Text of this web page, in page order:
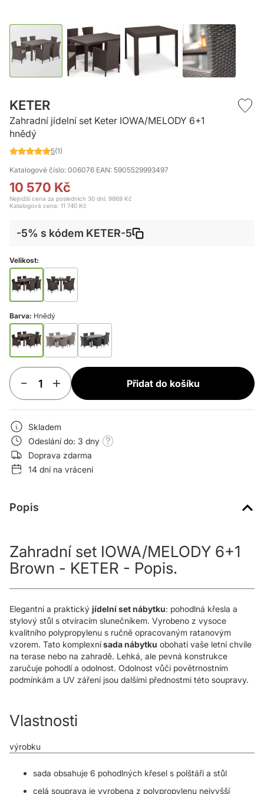
na
začátek
galerie
s
obrázky
KETER
Zahradní jídelní set Keter IOWA/MELODY 6+1
hnědý
Hodnocení:
of
100
5(1)
Katalogové číslo: 006076 EAN: 5905529993497
10 570 Kč
Nejnižší cena za posledních 30 dní: 9869 Kč
Katalogová cena: 11 740 Kč
-5% s kódem KETER-5
Velikost:
Barva: Hnědý
Přidat do košíku
Skladem
Odeslání do: 3 dny
Doprava zdarma
14 dní na vrácení
Popis
Zahradní set IOWA/MELODY 6+1
Brown - KETER - Popis.
Elegantní a praktický jídelní set nábytku: pohodlná křesla a
stylový stůl s otvíracím slunečníkem. Vyrobeno z vysoce
kvalitního polypropylenu s ručně opracovaným ratanovým
vzorem. Tato komplexnísada nábytku obohatí vaše letní chvíle
na terase nebo na zahradě. Lehká, ale pevná konstrukce
zaručuje pohodlí a odolnost. Odolnost vůči povětrnostním
podmínkám a UV záření jsou dalšími přednostmi této soupravy.
Vlastnosti
výrobku
sada obsahuje 6 pohodlných křesel s polštáři a stůl
celá souprava je vyrobena z polypropylenu nejvyšší